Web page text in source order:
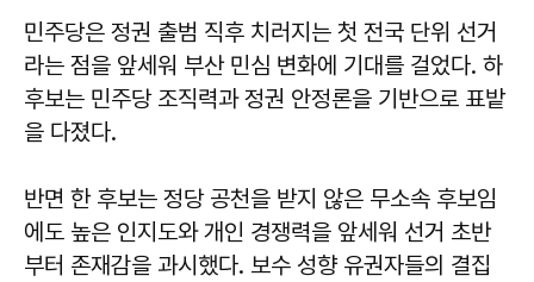
민주당은 정권 출범 직후 치러지는 첫 전국 단위 선거
라는 점을 앞세워 부산 민심 변화에 기대를 걸었다. 하
후보는 민주당 조직력과 정권 안정론을 기반으로 표밭
을 다졌다.
반면 한 후보는 정당 공천을 받지 않은 무소속 후보임
에도 높은 인지도와 개인 경쟁력을 앞세워 선거 초반
부터 존재감을 과시했다. 보수 성향 유권자들의 결집